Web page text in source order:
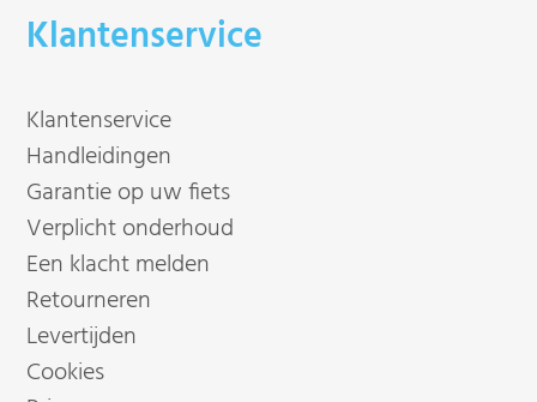
Klantenservice
Klantenservice
Handleidingen
Garantie op uw fiets
Verplicht onderhoud
Een klacht melden
Retourneren
Levertijden
Cookies